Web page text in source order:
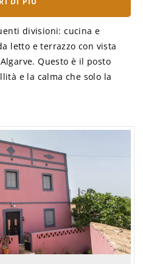
divisioni: cucina e
letto e terrazzo con vista
Questo è il posto
e la calma che solo la